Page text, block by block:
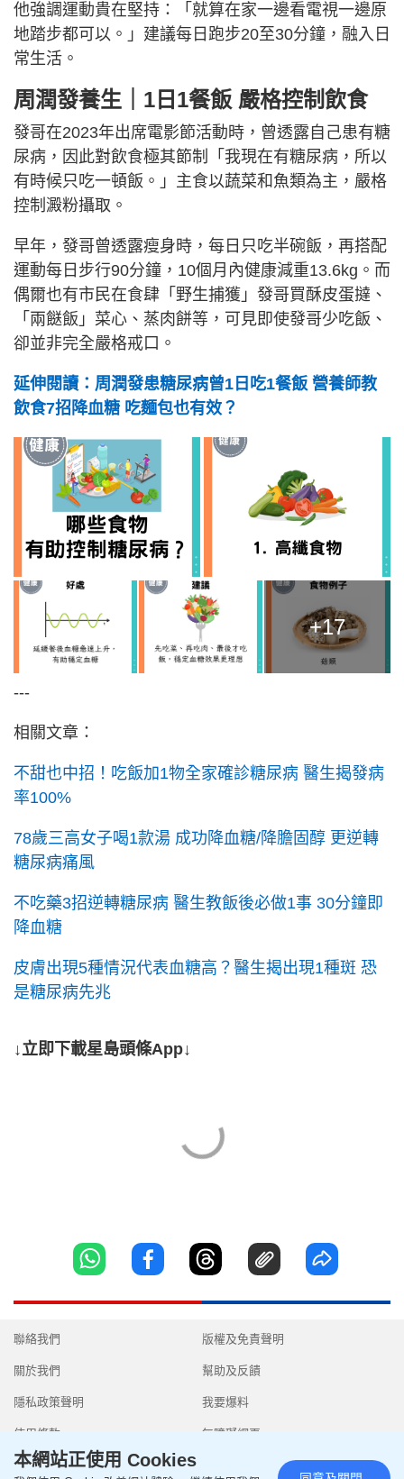
他強調運動貴在堅持：「就算在家一邊看電視一邊原
地踏步都可以。」建議每日跑步20至30分鐘，融入日
常生活。
周潤發養生｜1日1餐飯 嚴格控制飲食
發哥在2023年出席電影節活動時，曾透露自己患有糖
尿病，因此對飲食極其節制「我現在有糖尿病，所以
有時候只吃一頓飯。」主食以蔬菜和魚類為主，嚴格
控制澱粉攝取。
早年，發哥曾透露瘦身時，每日只吃半碗飯，再搭配
運動每日步行90分鐘，10個月內健康減重13.6kg。而
偶爾也有市民在食肆「野生捕獲」發哥買酥皮蛋撻、
「兩餸飯」菜心、蒸肉餅等，可見即使發哥少吃飯、
卻並非完全嚴格戒口。
延伸閱讀：周潤發患糖尿病曾1日吃1餐飯 營養師教
飲食7招降血糖 吃麵包也有效？
+17
---
相關文章：
不甜也中招！吃飯加1物全家確診糖尿病 醫生揭發病
率100%
78歲三高女子喝1款湯 成功降血糖/降膽固醇 更逆轉
糖尿病痛風
不吃藥3招逆轉糖尿病 醫生教飯後必做1事 30分鐘即
降血糖
皮膚出現5種情況代表血糖高？醫生揭出現1種斑 恐
是糖尿病先兆
↓立即下載星島頭條App↓
聯絡我們
關於我們
隱私政策聲明
使用條款
版權及免責聲明
幫助及反饋
我要爆料
無障礙網頁
本網站正使用 Cookies